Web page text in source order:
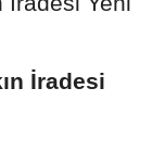
İradesi